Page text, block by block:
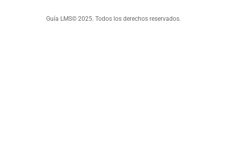
Guía LMS© 2025. Todos los derechos reservados.